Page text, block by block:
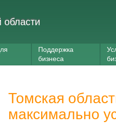
области
Поддержка
бизнеса
Томская
максимально